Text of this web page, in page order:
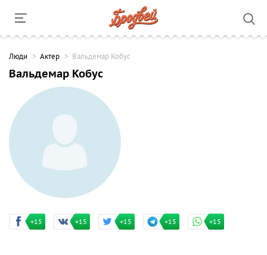
Люди Актер Вальдемар Кобус
Вальдемар Кобус
+15 +15 +15 +15 +15